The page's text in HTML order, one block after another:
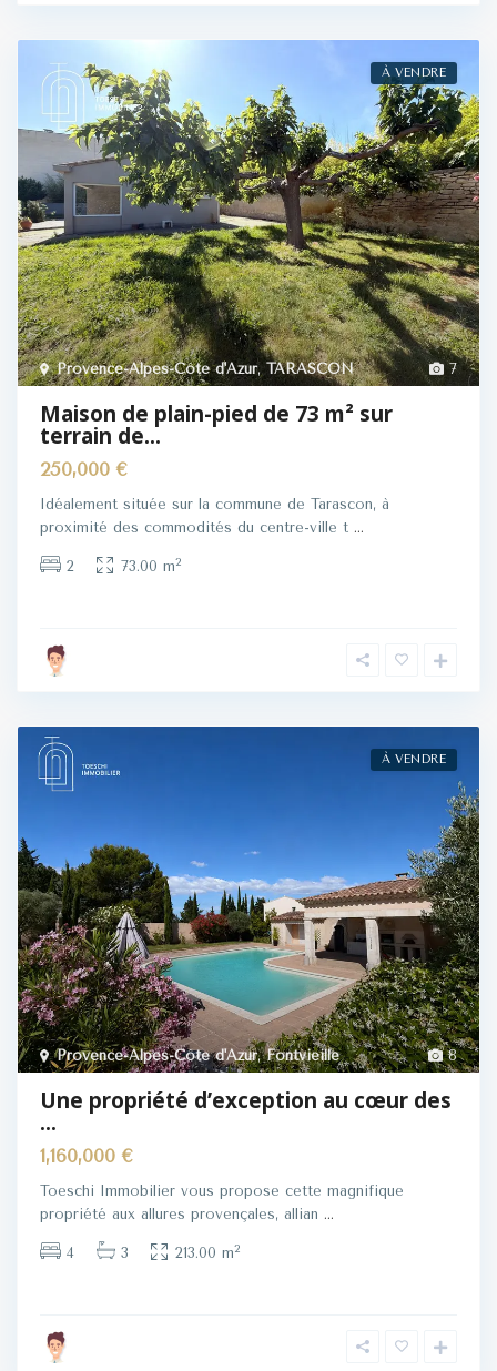
7
Provence-Alpes-Côte d'Azur,TARASCON
À VENDRE
Maison de plain-pied de 73 m² sur
terrain de...
250,000 €
Idéalement située sur la commune de Tarascon, à
proximité des commodités du centre-ville t ...
2 73.00 m2
8
Provence-Alpes-Côte d'Azur,Fontvieille
À VENDRE
Une propriété d’exception au cœur des
...
1,160,000 €
Toeschi Immobilier vous propose cette magnifique
propriété aux allures provençales, allian ...
4 3 213.00 m2